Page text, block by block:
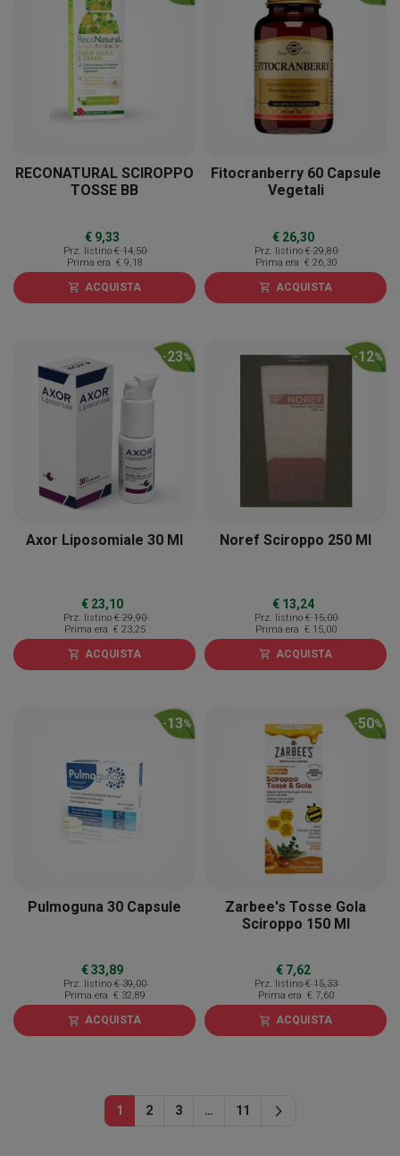
RECONATURAL SCIROPPO
TOSSE BB
€ 9,33
Prz. listino € 14,50
Prima era € 9,18
shopping_cart ACQUISTA
Fitocranberry 60 Capsule
Vegetali
€ 26,30
Prz. listino € 29,80
Prima era € 26,30
shopping_cart ACQUISTA
-23%
Axor Liposomiale 30 Ml
€ 23,10
Prz. listino € 29,90
Prima era € 23,25
shopping_cart ACQUISTA
-12%
Noref Sciroppo 250 Ml
€ 13,24
Prz. listino € 15,00
Prima era € 15,00
shopping_cart ACQUISTA
-13%
Pulmoguna 30 Capsule
€ 33,89
Prz. listino € 39,00
Prima era € 32,89
shopping_cart ACQUISTA
-50%
Zarbee's Tosse Gola
Sciroppo 150 Ml
€ 7,62
Prz. listino € 15,33
Prima era € 7,60
shopping_cart ACQUISTA
1 2 3 … 11 arrow_forward_ios